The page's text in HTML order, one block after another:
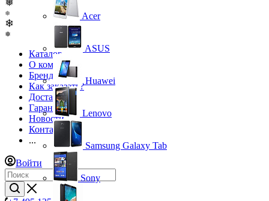
❅
❅
❄
❅
Каталог
О компании
Бренды
Как заказать?
Доставка
Гарантия
Новости
Контакты
...
Войти
Acer
ASUS
Huawei
Lenovo
Samsung Galaxy Tab
Sony